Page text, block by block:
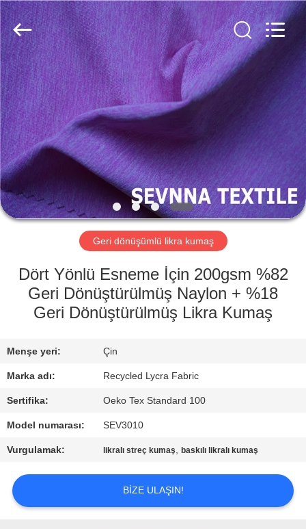
EV
ÜRÜN:%
S
VR
GÖSTERISI
HAKKIMIZDA
FABRIKA
TURU
KALITE
KONTROL
BIZIMLE
ILETIŞIME
HABERLER
2026
SEVNNA
TEXTILE.
All
Rights
Reserved.
Geri dönüşümlü likra kumaş
Dört Yönlü Esneme İçin 200gsm %82
Geri Dönüştürülmüş Naylon + %18
Geri Dönüştürülmüş Likra Kumaş
Menşe yeri: Çin
Marka adı: Recycled Lycra Fabric
Sertifika: Oeko Tex Standard 100
Model numarası: SEV3010
Vurgulamak: likralı streç kumaş,baskılı likralı kumaş
BIZE ULAŞIN!